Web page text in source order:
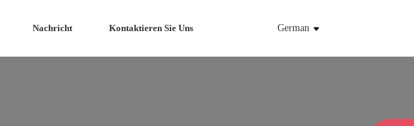
Nachricht Kontaktieren Sie Uns German